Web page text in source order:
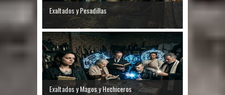
Exaltados y Pesadillas
Exaltados y Magos y Hechiceros